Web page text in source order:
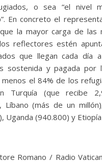
o sea “el nivel
En concreto el
la mayor carga de las
reflectores estén
que llegan cada día
sostenida y pagada por
menos el 84% de los
Turquía (que recibe
Líbano (más de un
Uganda (940.800) y
Romano / Radio